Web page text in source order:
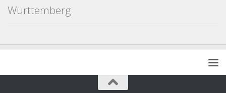
Württemberg